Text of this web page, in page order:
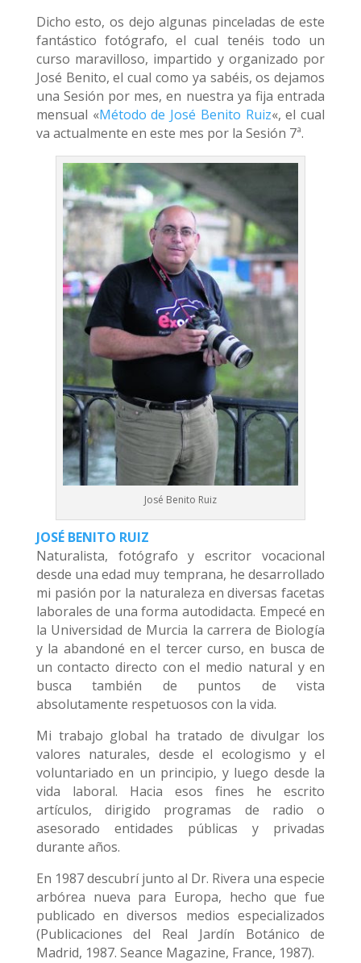
Dicho esto, os dejo algunas pinceladas de este
fantástico fotógrafo, el cual tenéis todo un
curso maravilloso, impartido y organizado por
José Benito, el cual como ya sabéis, os dejamos
una Sesión por mes, en nuestra ya fija entrada
mensual «Método de José Benito Ruiz«, el cual
va actualmente en este mes por la Sesión 7ª.
José Benito Ruiz
JOSÉ BENITO RUIZ
Naturalista, fotógrafo y escritor vocacional
desde una edad muy temprana, he desarrollado
mi pasión por la naturaleza en diversas facetas
laborales de una forma autodidacta. Empecé en
la Universidad de Murcia la carrera de Biología
y la abandoné en el tercer curso, en busca de
un contacto directo con el medio natural y en
busca también de puntos de vista
absolutamente respetuosos con la vida.
Mi trabajo global ha tratado de divulgar los
valores naturales, desde el ecologismo y el
voluntariado en un principio, y luego desde la
vida laboral. Hacia esos fines he escrito
artículos, dirigido programas de radio o
asesorado entidades públicas y privadas
durante años.
En 1987 descubrí junto al Dr. Rivera una especie
arbórea nueva para Europa, hecho que fue
publicado en diversos medios especializados
(Publicaciones del Real Jardín Botánico de
Madrid, 1987. Seance Magazine, France, 1987).